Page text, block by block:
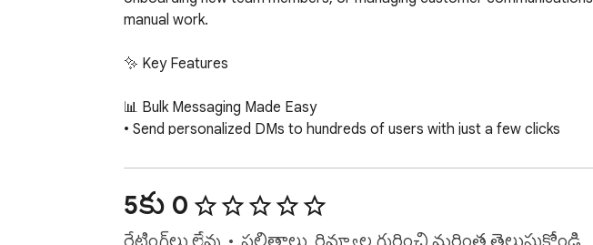
manual work.
✨ Key Features
📊 Bulk Messaging Made Easy
• Send personalized DMs to hundreds of users with just a few clicks
• Support for multiple Slack workspaces and teams
🎨 Rich Message Formatting
• Full Markdown support for beautifully formatted messages
5కు 0